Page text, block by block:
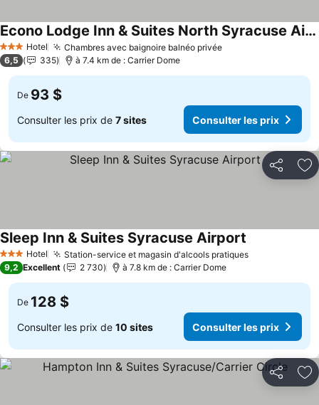
3 ÉtoilesHotel Chambres avec baignoire balnéo privéeConsulter les prix
Econo Lodge Inn & Suites North Syracuse Airport
Consulter les prix
6,5 335 à 7.4 km de : Carrier Dome
De 93 $
Consulter les prix de 7 sites Consulter les prix
Partager
3 ÉtoilesHotel Station-service et magasin d'alcools pratiquesConsulter
Sleep Inn & Suites Syracuse Airport
9,2 Excellent 2 730 à 7.8 km de : Carrier Dome
De 128 $
Consulter les prix de 10 sites Consulter les prix
Partager